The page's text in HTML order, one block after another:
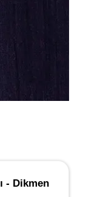
- Dikmen